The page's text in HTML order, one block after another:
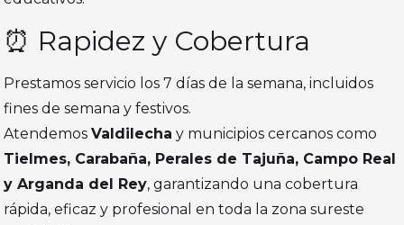
⏰ Rapidez y Cobertura
Prestamos servicio los 7 días de la semana, incluidos
fines de semana y festivos.
AtendemosValdilecha y municipios cercanos como
Tielmes, Carabaña, Perales de Tajuña, Campo Real
y Arganda del Rey, garantizando una cobertura
rápida, eficaz y profesional en toda la zona sureste